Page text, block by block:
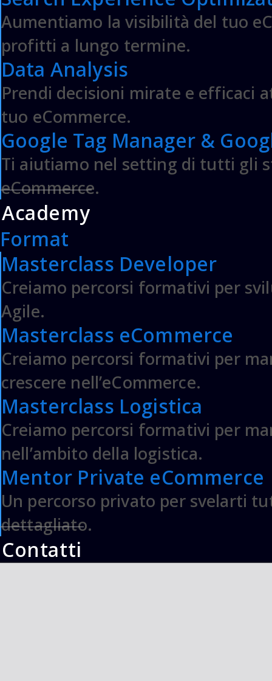
Aumentiamo la visibilità del tuo
profitti a lungo termine.
Data Analysis
Prendi decisioni mirate e efficaci
tuo eCommerce.
Google Tag Manager &
Ti aiutiamo nel setting di tutti gli
eCommerce.
Academy
Format
Masterclass Developer
Creiamo percorsi formativi per
Agile.
Masterclass eCommerce
Creiamo percorsi formativi per
crescere nell’eCommerce.
Masterclass Logistica
Creiamo percorsi formativi per
nell’ambito della logistica.
Mentor Private eCommerce
Un percorso privato per svelarti
dettagliato.
Contatti